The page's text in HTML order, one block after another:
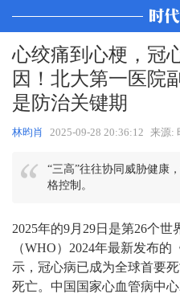
心绞痛到心梗，冠
因！北大第一医院
是防治关键期
林昀肖 2025-09-28 20:36:12 来源:
“三高”往往协同威胁健康
格控制。
2025年的9月29日是第26个
（WHO）2024年最新发布
示，冠心病已成为全球首要
死亡。中国国家心血管病中